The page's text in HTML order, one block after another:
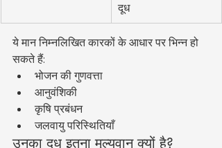
दूध
ये मान निम्नलिखित कारकों के आधार पर भिन्न हो
सकते हैं:
भोजन की गुणवत्ता
आनुवंशिकी
कृषि प्रबंधन
जलवायु परिस्थितियाँ
उनका दूध इतना मूल्यवान क्यों है?